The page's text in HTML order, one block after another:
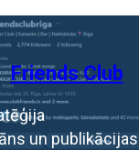
Friends Club
un publikācijas